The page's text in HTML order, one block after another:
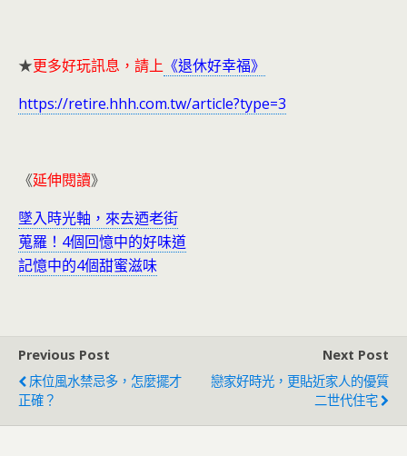
★更多好玩訊息，請上 《退休好幸福》
https://retire.hhh.com.tw/article?type=3
《延伸閱讀》
墜入時光軸，來去迺老街
蒐羅！4個回憶中的好味道
記憶中的4個甜蜜滋味
Previous Post
床位風水禁忌多，怎麼擺才
正確？
Next Post
戀家好時光，更貼近家人的優質
二世代住宅